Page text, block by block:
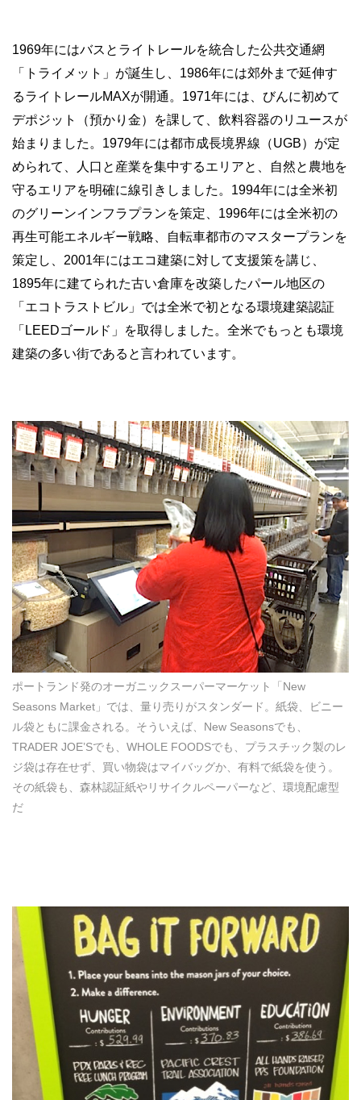
1969年にはバスとライトレールを統合した公共交通網
「トライメット」が誕生し、1986年には郊外まで延伸す
るライトレールMAXが開通。1971年には、びんに初めて
デポジット（預かり金）を課して、飲料容器のリユースが
始まりました。1979年には都市成長境界線（UGB）が定
められて、人口と産業を集中するエリアと、自然と農地を
守るエリアを明確に線引きしました。1994年には全米初
のグリーンインフラプランを策定、1996年には全米初の
再生可能エネルギー戦略、自転車都市のマスタープランを
策定し、2001年にはエコ建築に対して支援策を講じ、
1895年に建てられた古い倉庫を改築したパール地区の
「エコトラストビル」では全米で初となる環境建築認証
「LEEDゴールド」を取得しました。全米でもっとも環境
建築の多い街であると言われています。
ポートランド発のオーガニックスーパーマーケット「New
Seasons Market」では、量り売りがスタンダード。紙袋、ビニー
ル袋ともに課金される。そういえば、New Seasonsでも、
TRADER JOE’Sでも、WHOLE FOODSでも、プラスチック製のレ
ジ袋は存在せず、買い物袋はマイバッグか、有料で紙袋を使う。
その紙袋も、森林認証紙やリサイクルペーパーなど、環境配慮型
だ